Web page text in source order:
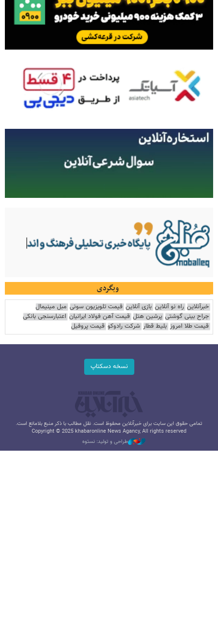
وبگردی
خبرآنلاین راه نو آنلاین بازی آنلاین قیمت تلویزیون سونی مبل مینیمال
جراح بینی گوشتی پرشین هتل قیمت آهن فولاد ایرانیان اعتبارسنجی بانکی
قیمت طلا امروز بلیط قطار شرکت رادوکو قیمت پروفیل
نسخه دسکتاپ
تمامی حقوق این سایت برای خبرآنلاین محفوظ است. نقل مطالب با ذکر منبع بلامانع است.
Copyright © 2025 khabaronline News Agancy, All rights reserved
طراحی و تولید: نستوه